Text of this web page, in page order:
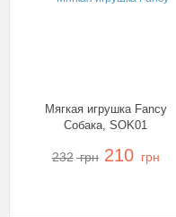
Мягкая игрушка Fancy
Собака, SOK01
232 грн 210 грн